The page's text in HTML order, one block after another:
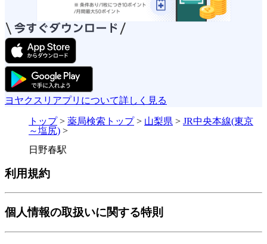
ヨヤクスリアプリについて詳しく見る
トップ> 薬局検索トップ> 山梨県 > JR中央本線(東京
～塩尻) >
日野春駅
利用規約
個人情報の取扱いに関する特則